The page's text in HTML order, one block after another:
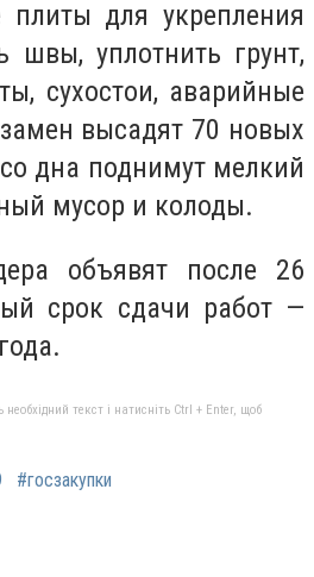
плиты для укрепления
швы, уплотнить грунт,
сухостои, аварийные
высадят 70 новых
дна поднимут мелкий
мусор и колоды.
объявят после 26
срок сдачи работ —
текст і натисніть Ctrl + Enter, щоб
#госзакупки